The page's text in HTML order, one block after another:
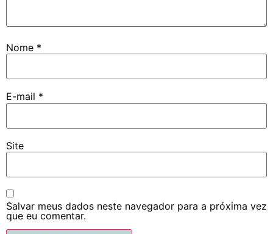
Nome *
E-mail *
Site
Salvar meus dados neste navegador para a próxima vez
que eu comentar.